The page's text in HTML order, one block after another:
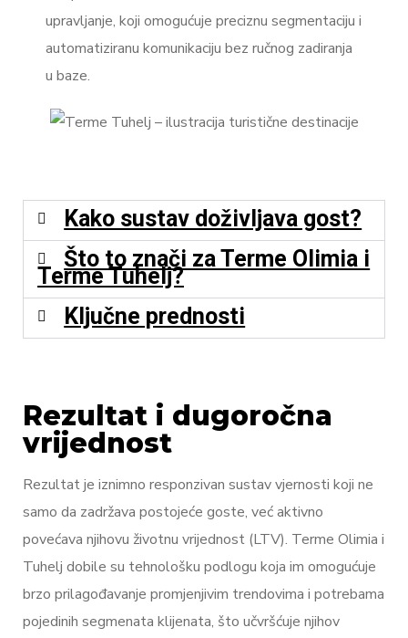
upravljanje, koji omogućuje preciznu segmentaciju i
automatiziranu komunikaciju bez ručnog zadiranja
u baze.
Kako sustav doživljava gost?
Što to znači za Terme Olimia i
Terme Tuhelj?
Ključne prednosti
Rezultat i dugoročna
vrijednost
Rezultat je iznimno responzivan sustav vjernosti koji ne
samo da zadržava postojeće goste, već aktivno
povećava njihovu životnu vrijednost (LTV). Terme Olimia i
Tuhelj dobile su tehnološku podlogu koja im omogućuje
brzo prilagođavanje promjenjivim trendovima i potrebama
pojedinih segmenata klijenata, što učvršćuje njihov